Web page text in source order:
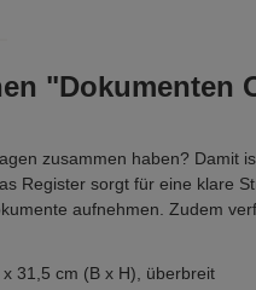
"Dokumenten
zusammen haben? Damit
Register sorgt für eine klare
aufnehmen. Zudem
31,5 cm (B x H), überbreit